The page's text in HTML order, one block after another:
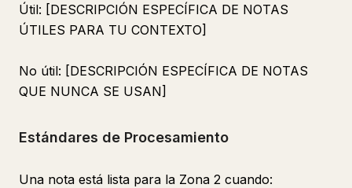
Útil: [DESCRIPCIÓN ESPECÍFICA DE NOTAS
ÚTILES PARA TU CONTEXTO]
No útil: [DESCRIPCIÓN ESPECÍFICA DE NOTAS
QUE NUNCA SE USAN]
Estándares de Procesamiento
Una nota está lista para la Zona 2 cuando: